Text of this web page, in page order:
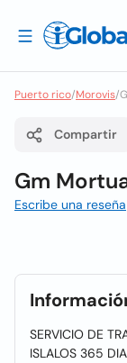
Puerto rico/Morovis/
Compartir
Gm
Escribe una reseña
SERVICIO DE
ISLALOS 365